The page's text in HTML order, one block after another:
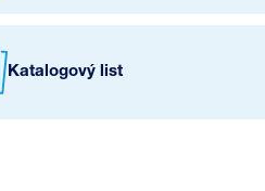
Katalogový list